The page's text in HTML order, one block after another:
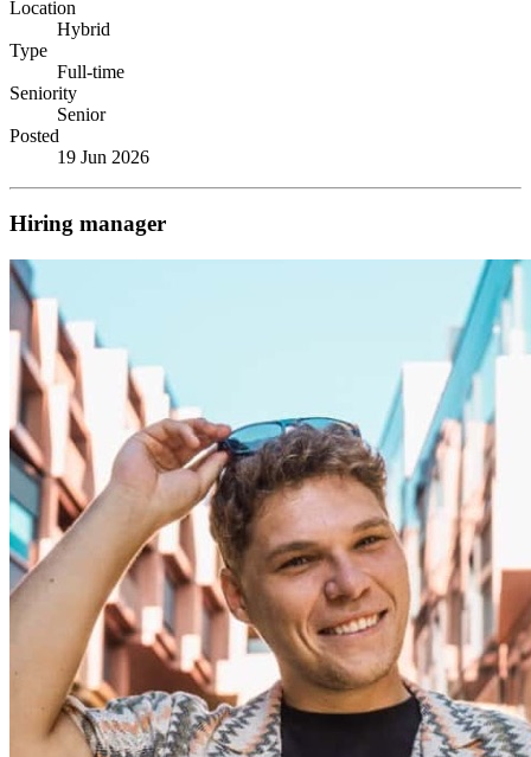
Location
Hybrid
Type
Full-time
Seniority
Senior
Posted
19 Jun 2026
Hiring manager